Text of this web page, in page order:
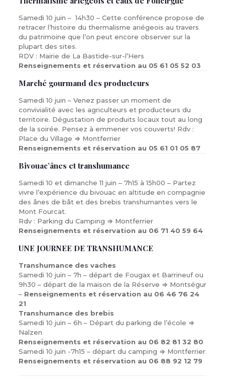
Samedi 10 juin – 14h30 – Cette conférence propose de
retracer l’histoire du thermalisme ariégeois au travers
du patrimoine que l’on peut encore observer sur la
plupart des sites.
RDV : Mairie de La Bastide-sur-l’Hers
Renseignements et réservation au 05 61 05 52 03
Marché gourmand des producteurs
Samedi 10 juin – Venez passer un moment de
convivialité avec les agriculteurs et producteurs du
territoire. Dégustation de produits locaux tout au long
de la soirée. Pensez à emmener vos couverts! Rdv :
Place du Village ⇒ Montferrier
Renseignements et réservation au 05 61 01 05 87
Bivouac’ânes et transhumance
Samedi 10 et dimanche 11 juin – 7h15 à 15h00 – Partez
vivre l’expérience du bivouac en altitude en compagnie
des ânes de bât et des brebis transhumantes vers le
Mont Fourcat.
Rdv : Parking du Camping ⇒ Montferrier
Renseignements et réservation au 06 71 40 59 64
UNE JOURNEE DE TRANSHUMANCE
Transhumance des vaches
Samedi 10 juin – 7h – départ de Fougax et Barrineuf ou
9h30 – départ de la maison de la Réserve ⇒ Montségur
– Renseignements et réservation au 06 46 76 24
21
Transhumance des brebis
Samedi 10 juin – 6h – Départ du parking de l’école ⇒
Nalzen
Renseignements et réservation au 06 82 81 32 80
Samedi 10 juin -7h15 – départ du camping ⇒ Montferrier
Renseignements et réservation au 06 88 92 12 79